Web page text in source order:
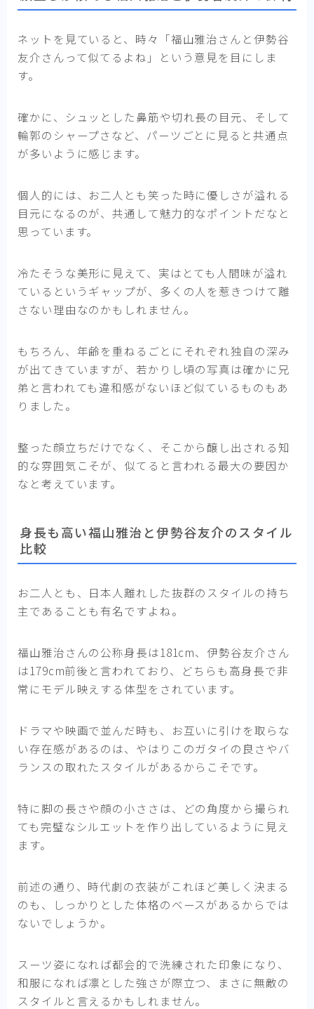
ネットを見ていると、時々「福山雅治さんと伊勢谷
友介さんって似てるよね」という意見を目にしま
す。
確かに、シュッとした鼻筋や切れ長の目元、そして
輪郭のシャープさなど、パーツごとに見ると共通点
が多いように感じます。
個人的には、お二人とも笑った時に優しさが溢れる
目元になるのが、共通して魅力的なポイントだなと
思っています。
冷たそうな美形に見えて、実はとても人間味が溢れ
ているというギャップが、多くの人を惹きつけて離
さない理由なのかもしれません。
もちろん、年齢を重ねるごとにそれぞれ独自の深み
が出てきていますが、若かりし頃の写真は確かに兄
弟と言われても違和感がないほど似ているものもあ
りました。
整った顔立ちだけでなく、そこから醸し出される知
的な雰囲気こそが、似てると言われる最大の要因か
なと考えています。
身長も高い福山雅治と伊勢谷友介のスタイル
比較
お二人とも、日本人離れした抜群のスタイルの持ち
主であることも有名ですよね。
福山雅治さんの公称身長は181cm、伊勢谷友介さん
は179cm前後と言われており、どちらも高身長で非
常にモデル映えする体型をされています。
ドラマや映画で並んだ時も、お互いに引けを取らな
い存在感があるのは、やはりこのガタイの良さやバ
ランスの取れたスタイルがあるからこそです。
特に脚の長さや顔の小ささは、どの角度から撮られ
ても完璧なシルエットを作り出しているように見え
ます。
前述の通り、時代劇の衣装がこれほど美しく決まる
のも、しっかりとした体格のベースがあるからでは
ないでしょうか。
スーツ姿になれば都会的で洗練された印象になり、
和服になれば凛とした強さが際立つ、まさに無敵の
スタイルと言えるかもしれません。